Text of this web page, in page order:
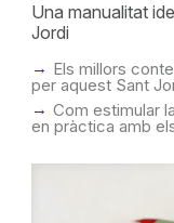
Una manualitat
Jordi
Els millors
per aquest Sant
Com estimular
en pràctica amb